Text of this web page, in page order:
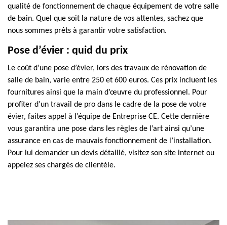
qualité de fonctionnement de chaque équipement de votre salle
de bain. Quel que soit la nature de vos attentes, sachez que
nous sommes prêts à garantir votre satisfaction.
Pose d’évier : quid du prix
Le coût d’une pose d’évier, lors des travaux de rénovation de
salle de bain, varie entre 250 et 600 euros. Ces prix incluent les
fournitures ainsi que la main d’œuvre du professionnel. Pour
profiter d’un travail de pro dans le cadre de la pose de votre
évier, faites appel à l’équipe de Entreprise CE. Cette dernière
vous garantira une pose dans les règles de l’art ainsi qu’une
assurance en cas de mauvais fonctionnement de l’installation.
Pour lui demander un devis détaillé, visitez son site internet ou
appelez ses chargés de clientèle.